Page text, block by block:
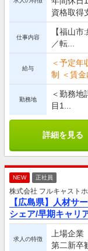
資格取得
仕事内容
【福山
／転...
給与
＜予定年
制 ＜賃金
勤務地
＜勤務地
目1...
詳細を見る
NEW 正社員
株式会社 フルキャスト
【広島県】人材サ
シェア/早期キャリ
求人の特徴
上場企業
第二新卒